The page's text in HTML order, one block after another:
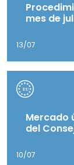
mes de
13/07
Mercado
del
10/07